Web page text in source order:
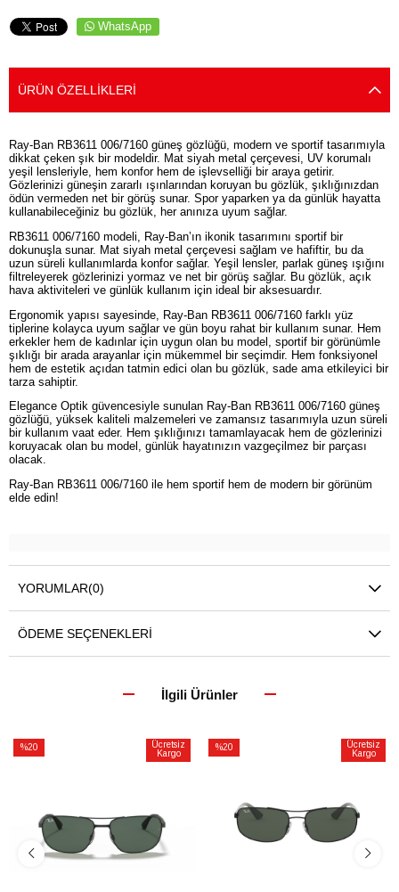
WhatsApp
ÜRÜN ÖZELLIKLERI
Ray-Ban RB3611 006/7160 güneş gözlüğü, modern ve sportif tasarımıyla
dikkat çeken şık bir modeldir. Mat siyah metal çerçevesi, UV korumalı
yeşil lensleriyle, hem konfor hem de işlevselliği bir araya getirir.
Gözlerinizi güneşin zararlı ışınlarından koruyan bu gözlük, şıklığınızdan
ödün vermeden net bir görüş sunar. Spor yaparken ya da günlük hayatta
kullanabileceğiniz bu gözlük, her anınıza uyum sağlar.
RB3611 006/7160 modeli, Ray-Ban’ın ikonik tasarımını sportif bir
dokunuşla sunar. Mat siyah metal çerçevesi sağlam ve hafiftir, bu da
uzun süreli kullanımlarda konfor sağlar. Yeşil lensler, parlak güneş ışığını
filtreleyerek gözlerinizi yormaz ve net bir görüş sağlar. Bu gözlük, açık
hava aktiviteleri ve günlük kullanım için ideal bir aksesuardır.
Ergonomik yapısı sayesinde, Ray-Ban RB3611 006/7160 farklı yüz
tiplerine kolayca uyum sağlar ve gün boyu rahat bir kullanım sunar. Hem
erkekler hem de kadınlar için uygun olan bu model, sportif bir görünümle
şıklığı bir arada arayanlar için mükemmel bir seçimdir. Hem fonksiyonel
hem de estetik açıdan tatmin edici olan bu gözlük, sade ama etkileyici bir
tarza sahiptir.
Elegance Optik güvencesiyle sunulan Ray-Ban RB3611 006/7160 güneş
gözlüğü, yüksek kaliteli malzemeleri ve zamansız tasarımıyla uzun süreli
bir kullanım vaat eder. Hem şıklığınızı tamamlayacak hem de gözlerinizi
koruyacak olan bu model, günlük hayatınızın vazgeçilmez bir parçası
olacak.
Ray-Ban RB3611 006/7160 ile hem sportif hem de modern bir görünüm
elde edin!
YORUMLAR(0)
ÖDEME SEÇENEKLERI
İlgili Ürünler
%20
Ücretsiz
Kargo
%20
Ücretsiz
Kargo